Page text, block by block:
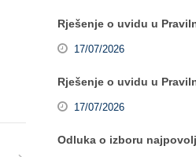
Rješenje o uvidu u
17/07/2026
Rješenje o uvidu u
17/07/2026
Odluka o izboru